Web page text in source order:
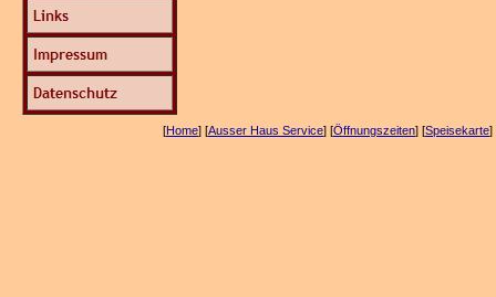
[Home] [Ausser Haus Service] [Öffnungszeiten] [Speisekarte]